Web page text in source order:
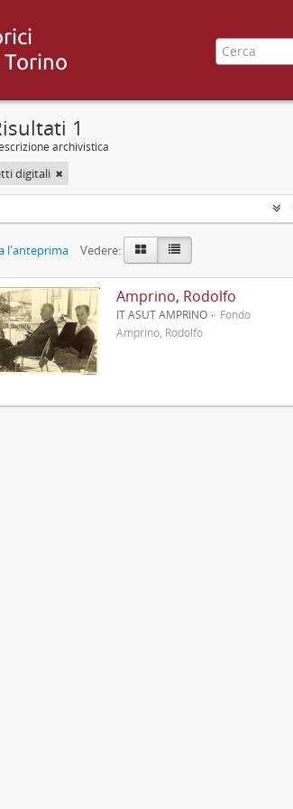
1
archivistica
digitali
l'anteprima Vedere:
Amprino, Rodolfo
IT ASUT AMPRINO
Fondo
Amprino, Rodolfo